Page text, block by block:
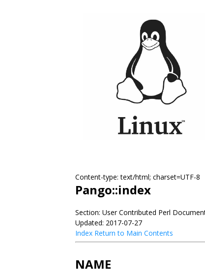
Content-type: text/html; charset=UTF-8
Pango::index
Section: User Contributed Perl
Updated: 2017-07-27
Index Return to Main Contents
NAME